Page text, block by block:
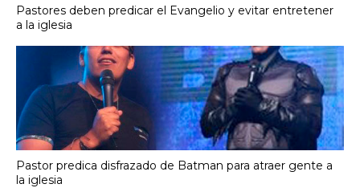
Pastores deben predicar el Evangelio y evitar entretener
a la iglesia
Pastor predica disfrazado de Batman para atraer gente a
la iglesia